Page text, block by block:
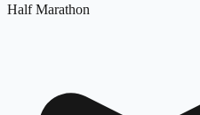
Half Marathon